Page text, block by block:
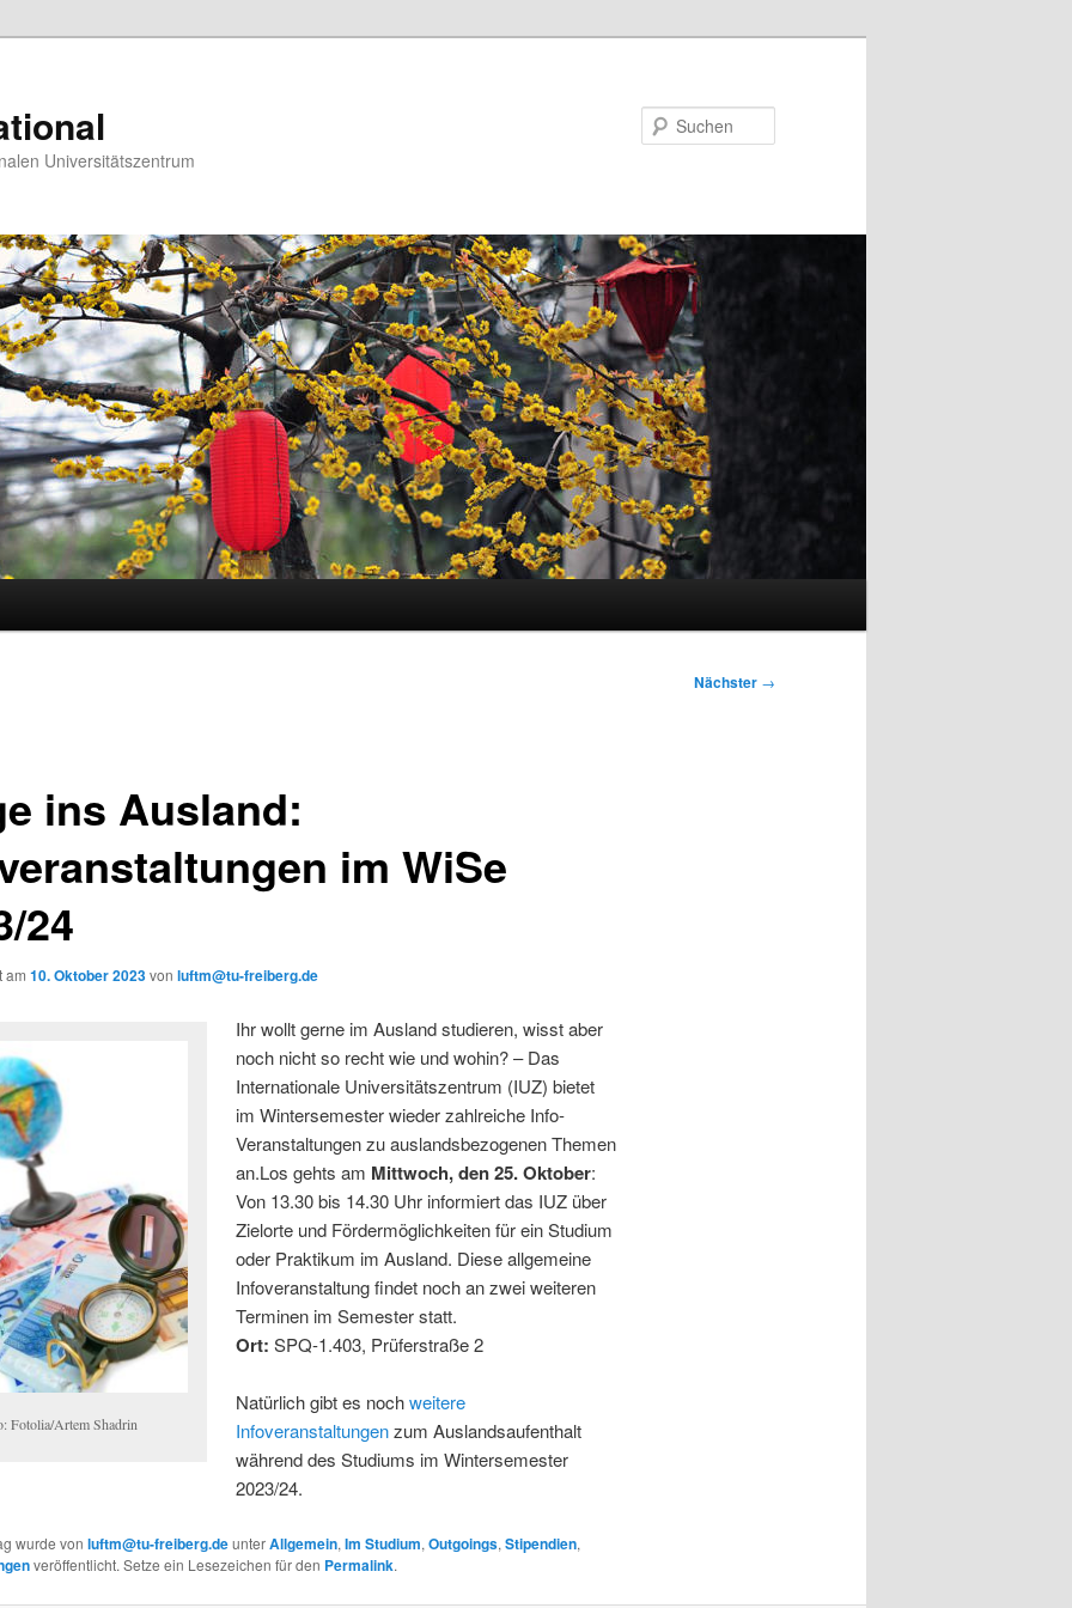
Universitätszentrum
Nächster →
ins Ausland:
im WiSe
24
am 10. Oktober 2023von luftm@tu-freiberg.de
Fotolia/Artem Shadrin
Ihr wollt gerne im Ausland studieren, wisst aber
noch nicht so recht wie und wohin? – Das
Internationale Universitätszentrum (IUZ) bietet
im Wintersemester wieder zahlreiche Info-
Veranstaltungen zu auslandsbezogenen Themen
an.Los gehts am Mittwoch, den 25. Oktober:
Von 13.30 bis 14.30 Uhr informiert das IUZ über
Zielorte und Fördermöglichkeiten für ein Studium
oder Praktikum im Ausland. Diese allgemeine
Infoveranstaltung findet noch an zwei weiteren
Terminen im Semester statt.
Ort: SPQ-1.403, Prüferstraße 2
Natürlich gibt es nochweitere
Infoveranstaltungenzum Auslandsaufenthalt
während des Studiums im Wintersemester
2023/24.
wurde von luftm@tu-freiberg.deunterAllgemein, Im Studium, Outgoings, Stipendien,
veröffentlicht. Setze ein Lesezeichen für den Permalink.